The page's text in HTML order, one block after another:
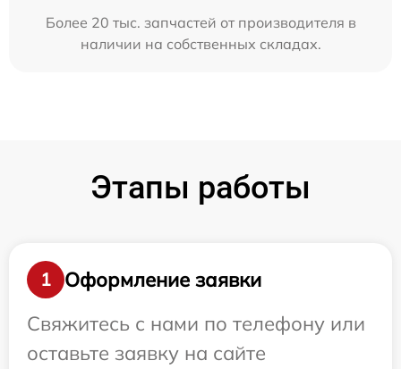
Более 20 тыс. запчастей от производителя в
наличии на собственных складах.
Этапы работы
1
Оформление заявки
Свяжитесь с нами по телефону или
оставьте заявку на сайте